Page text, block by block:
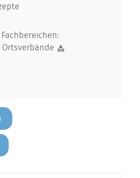
Ortsverbände